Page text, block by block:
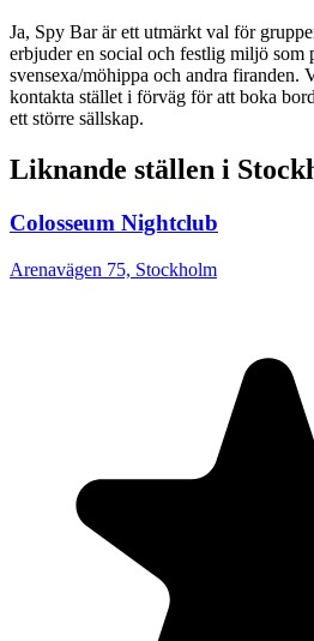
Ja, Spy Bar är ett utmärkt val för
erbjuder en social och festlig miljö som
svensexa/möhippa och andra firanden.
kontakta stället i förväg för att boka
ett större sällskap.
Liknande ställen i
Colosseum Nightclub
Arenavägen 75, Stockholm